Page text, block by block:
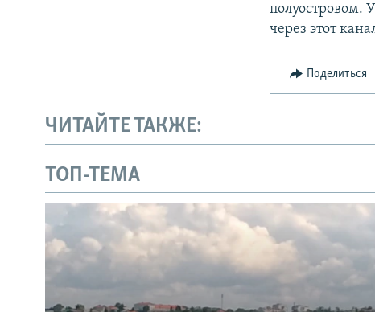
полуостровом.
через этот
Поделиться
ЧИТАЙТЕ ТАКЖЕ:
ТОП-ТЕМА